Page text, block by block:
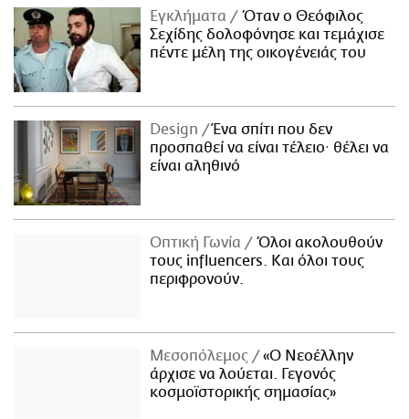
PRINT
Εγκλήματα
Όταν ο Θεόφιλος
Σεχίδης δολοφόνησε και τεμάχισε
πέντε μέλη της οικογένειάς του
Design
Ένα σπίτι που δεν
προσπαθεί να είναι τέλειο· θέλει να
είναι αληθινό
Οπτική Γωνία
Όλοι ακολουθούν
τους influencers. Και όλοι τους
περιφρονούν.
Μεσοπόλεμος
«Ο Νεοέλλην
άρχισε να λούεται. Γεγονός
κοσμοϊστορικής σημασίας»